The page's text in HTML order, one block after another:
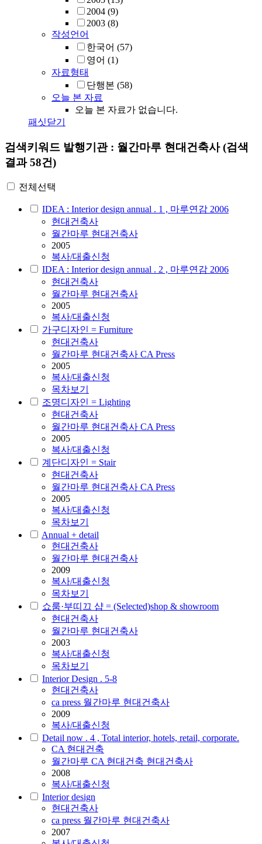
2004 (9)
2003 (8)
작성언어
한국어 (57)
영어 (1)
자료형태
단행본 (58)
오늘 본 자료
오늘 본 자료가 없습니다.
패싯닫기
검색키워드 발행기관 : 월간마루 현대건축사(검색
결과 58건)
전체선택
IDEA : Interior design annual . 1 , 마루연감 2006
현대건축사
월간마루 현대건축사
2005
복사/대출신청
IDEA : Interior design annual . 2 , 마루연감 2006
현대건축사
월간마루 현대건축사
2005
복사/대출신청
가구디자인 = Furniture
현대건축사
월간마루 현대건축사 CA Press
2005
복사/대출신청
목차보기
조명디자인 = Lighting
현대건축사
월간마루 현대건축사 CA Press
2005
복사/대출신청
계단디자인 = Stair
현대건축사
월간마루 현대건축사 CA Press
2005
복사/대출신청
목차보기
Annual + detail
현대건축사
월간마루 현대건축사
2009
복사/대출신청
목차보기
쇼룸·부띠끄 샵 = (Selected)shop & showroom
현대건축사
월간마루 현대건축사
2003
복사/대출신청
목차보기
Interior Design . 5-8
현대건축사
ca press 월간마루 현대건축사
2009
복사/대출신청
Detail now . 4 , Total interior, hotels, retail, corporate.
CA 현대건축
월간마루 CA 현대건축 현대건축사
2008
복사/대출신청
Interior design
현대건축사
ca press 월간마루 현대건축사
2007